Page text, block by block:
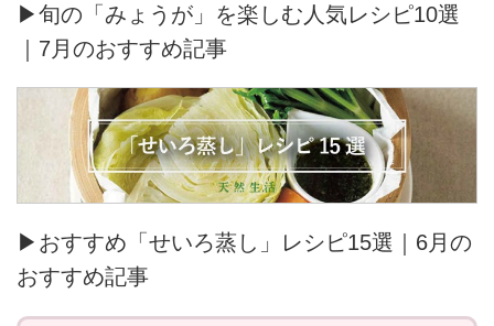
▶旬の「みょうが」を楽しむ人気レシピ10選
｜7月のおすすめ記事
▶おすすめ「せいろ蒸し」レシピ15選｜6月の
おすすめ記事